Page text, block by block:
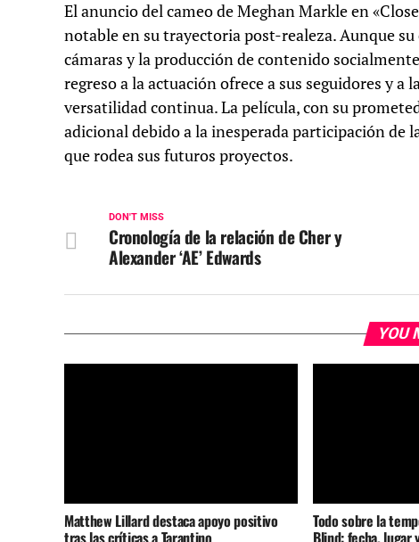
El anuncio del cameo de Meghan Markle en
notable en su trayectoria post-realeza. Aunque
cámaras y la producción de contenido
regreso a la actuación ofrece a sus seguidores y
versatilidad continua. La película, con su
adicional debido a la inesperada participación de
que rodea sus futuros proyectos.
DON'T MISS
Cronología de la relación de Cher y
Alexander ‘AE’ Edwards
YOU
Matthew Lillard destaca apoyo positivo Todo sobre la